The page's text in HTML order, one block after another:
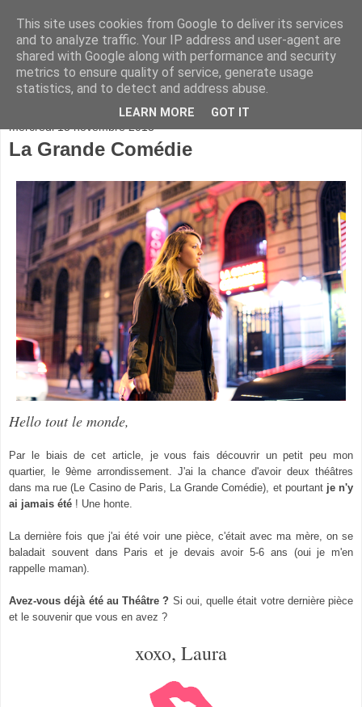
mercredi 13 novembre 2013
La Grande Comédie
Hello tout le monde,
Par le biais de cet article, je vous fais découvrir un petit peu mon
quartier, le 9ème arrondissement. J'ai la chance d'avoir deux théâtres
dans ma rue (Le Casino de Paris, La Grande Comédie), et pourtant je n'y
ai jamais été ! Une honte.
La dernière fois que j'aiété voir une pièce, c'était avec ma mère, on se
baladait souvent dans Paris et je devais avoir 5-6 ans (ouije m'en
rappelle maman).
Avez-vous déjà été au Théâtre ? Si oui, quelle était votre dernière pièce
et le souvenir que vous en avez ?
xoxo, Laura
This site uses cookies from Google to deliver its services
and to analyze traffic. Your IP address and user-agent are
shared with Google along with performance and security
metrics to ensure quality of service, generate usage
statistics, and to detect and address abuse.
LEARN MORE GOT IT